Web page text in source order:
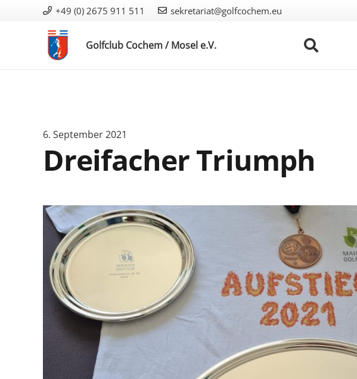
+49 (0) 2675 911 511 sekretariat@golfcochem.eu
Golfclub Cochem / Mosel e.V.
6. September 2021
Dreifacher Triumph